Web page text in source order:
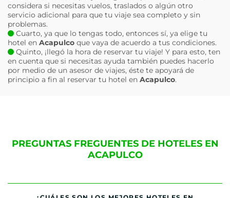
considera si necesitas vuelos, traslados o algún otro
servicio adicional para que tu viaje sea completo y sin
problemas.
Cuarto, ya que lo tengas todo, entonces sí, ya elige tu
hotel en Acapulco que vaya de acuerdo a tus condiciones.
Quinto, ¡llegó la hora de reservar tu viaje! Y para esto, ten
en cuenta que si necesitas ayuda también puedes hacerlo
por medio de un asesor de viajes, éste te apoyará de
principio a fin al reservar tu hotel en Acapulco.
PREGUNTAS FREGUENTES DE HOTELES EN
ACAPULCO